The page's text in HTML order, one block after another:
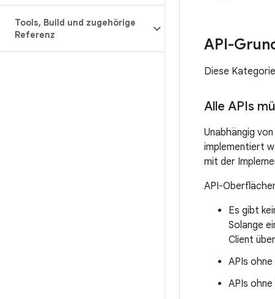
Tools, Build und zugehörige
Referenz
API-
Diese
Alle APIs
Unabhängig
implementiert
mit der
API-
Es gibt
Solange
Client
APIs
APIs